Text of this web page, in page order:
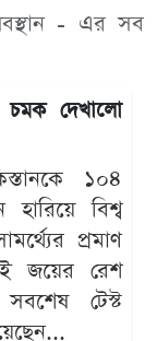
অবস্থান - এর সব
চমক দেখালো
১০৪
বিশ্ব
প্রমাণ
জয়ের রেশ
টেস্ট